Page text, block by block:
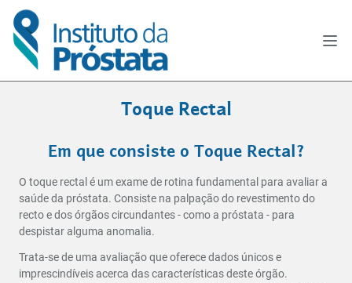
Toque Rectal
Em que consiste o Toque Rectal?
O toque rectal é um exame de rotina fundamental para avaliar a
saúde da próstata. Consiste na palpação do revestimento do
recto e dos órgãos circundantes - como a próstata - para
despistar alguma anomalia.
Trata-se de uma avaliação que oferece dados únicos e
imprescindíveis acerca das características deste órgão.